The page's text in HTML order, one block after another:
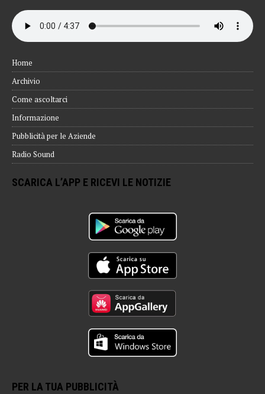
Home
Archivio
Come ascoltarci
Informazione
Pubblicità per le Aziende
Radio Sound
SCARICA L’APP E RICEVI LE NOTIZIE
PER LA TUA PUBBLICITÀ